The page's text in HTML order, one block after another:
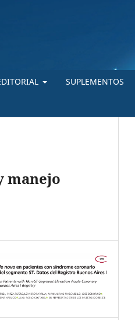
SUPLEMENTOS
manejo